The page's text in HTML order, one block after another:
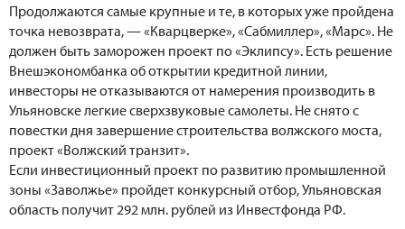
Продолжаются самые крупные и те, в которых уже пройдена
точка невозврата, — «Кварцверке», «Сабмиллер», «Марс». Не
должен быть заморожен проект по «Эклипсу». Есть решение
Внешэкономбанка об открытии кредитной линии,
инвесторы не отказываются от намерения производить в
Ульяновске легкие сверхзвуковые самолеты. Не снято с
повестки дня завершение строительства волжского моста,
проект «Волжский транзит».
Если инвестиционный проект по развитию промышленной
зоны «Заволжье» пройдет конкурсный отбор, Ульяновская
область получит 292 млн. рублей из Инвестфонда РФ.